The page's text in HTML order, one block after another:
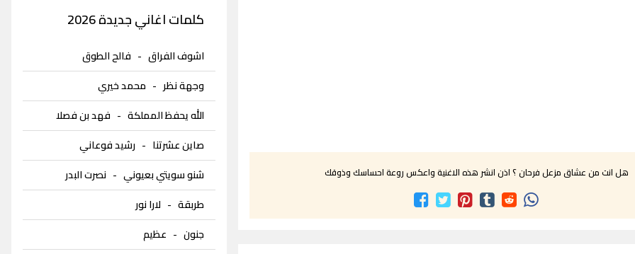
هل انت من عشاق مزعل فرحان ؟ اذن انشر هذه الاغنية واعكس روعة احساسك وذوقك
كلمات اغاني جديدة 2026
اشوف الفراق- فالح الطوق
وجهة نظر - محمد خيري
الله يحفظ المملكة- فهد بن فصلا
صاين عشرتنا - رشيد فوعاني
شنو سويتي بعيوني- نصرت البدر
طربقة- لارا نور
جنون- عظيم